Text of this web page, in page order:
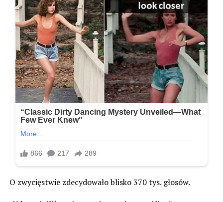
O zwycięstwie zdecydowało blisko 370 tys. głosów.